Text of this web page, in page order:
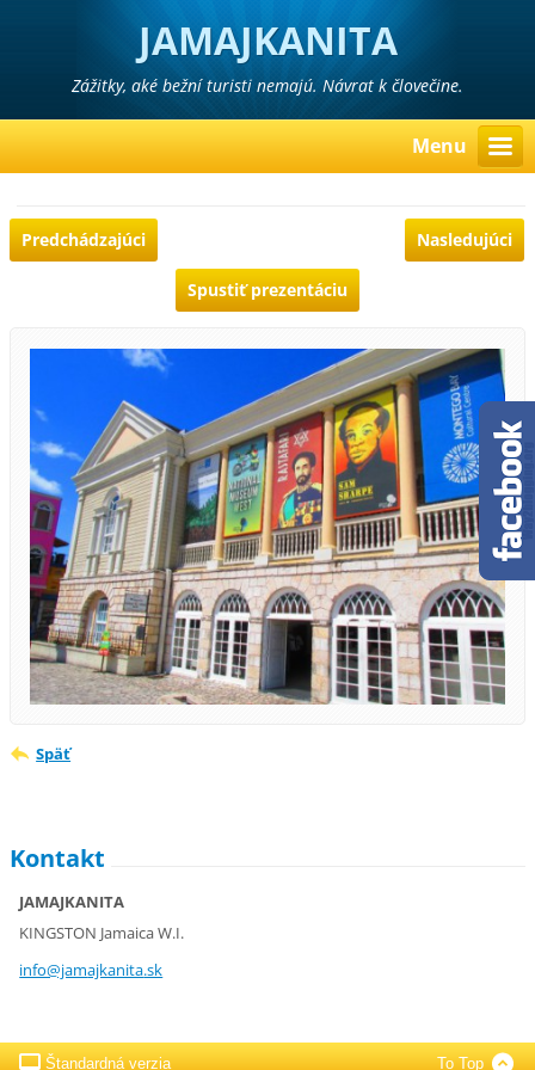
JAMAJKANITA
Zážitky, aké bežní turisti nemajú. Návrat k človečine.
Menu
Predchádzajúci Nasledujúci
Spustiť prezentáciu
Späť
Kontakt
JAMAJKANITA
KINGSTON Jamaica W.I.
info@jamajkanita.sk
Štandardná verzia To Top